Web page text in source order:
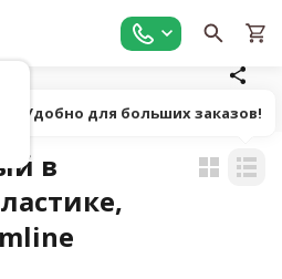
наборы
в
Удобно для больших заказов!